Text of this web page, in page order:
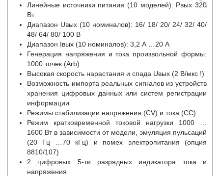
Линейные источники питания (10 моделей): Pвых 320
Вт
Диапазон Uвых (10 номиналов): 16/ 18/ 20/ 24/ 32/ 40/
48/ 64/ 80/ 100 В
Диапазон Iвых (10 номиналов): 3,2 А …20 A
Генерация напряжения и тока произвольной формы:
1000 точек (Arb)
Высокая скорость нарастания и спада Uвых (2 В/мкс !)
Возможность импорта реальных сигналов из устройств
хранения цифровых данных или систем регистрации
информации
Режимы стабилизации напряжения (CV) и тока (СС)
Режим кратковременной токовой нагрузки 1000 …
1600 Вт в зависимости от модели, эмуляция пульсаций
(20 Гц …70 кГц) и помех электропитания (опция
8810/107)
2 цифровых 5-ти разрядных индикатора тока и
напряжения